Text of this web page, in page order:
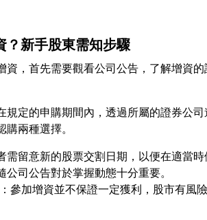
？新手股東需知步驟
資，首先需要觀看公司公告，了解增資
規定的申購期間內，透過所屬的證券公
需留意新的股票交割日期，以便在適當
司公告對於掌握動態十分重要。